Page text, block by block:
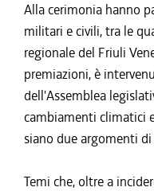
Alla cerimonia hanno
militari e civili, tra le
regionale del Friuli
premiazioni, è
dell'Assemblea
cambiamenti climatici
siano due argomenti
Temi che, oltre a